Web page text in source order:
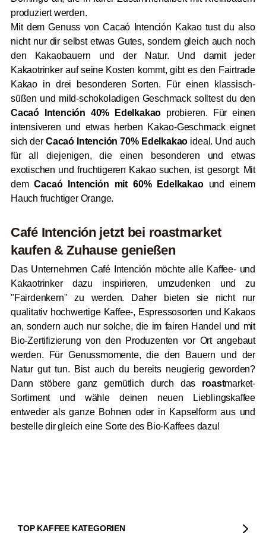
produziert werden.
Mit dem Genuss von Cacaó Intención Kakao tust du also
nicht nur dir selbst etwas Gutes, sondern gleich auch noch
den Kakaobauern und der Natur. Und damit jeder
Kakaotrinker auf seine Kosten kommt, gibt es den Fairtrade
Kakao in drei besonderen Sorten. Für einen klassisch-
süßen und mild-schokoladigen Geschmack solltest du den
Cacaó Intención 40% Edelkakao probieren. Für einen
intensiveren und etwas herben Kakao-Geschmack eignet
sich der Cacaó Intención 70% Edelkakao ideal. Und auch
für all diejenigen, die einen besonderen und etwas
exotischen und fruchtigeren Kakao suchen, ist gesorgt: Mit
demCacaó Intención mit 60% Edelkakaound einem
Hauch fruchtiger Orange.
Café Intención jetzt bei roastmarket
kaufen & Zuhause genießen
Das Unternehmen Café Intención möchte alle Kaffee- und
Kakaotrinker dazu inspirieren, umzudenken und zu
"Fairdenkern" zu werden. Daher bieten sie nicht nur
qualitativ hochwertige Kaffee-, Espressosorten und Kakaos
an, sondern auch nur solche, die im fairen Handel und mit
Bio-Zertifizierung von den Produzenten vor Ort angebaut
werden. Für Genussmomente, die den Bauern und der
Natur gut tun. Bist auch du bereits neugierig geworden?
Dann stöbere ganz gemütlich durch das roastmarket-
Sortiment und wähle deinen neuen Lieblingskaffee
entweder als ganze Bohnen oder in Kapselform aus und
bestelle dir gleich eine Sorte des Bio-Kaffees dazu!
TOP KAFFEE KATEGORIEN